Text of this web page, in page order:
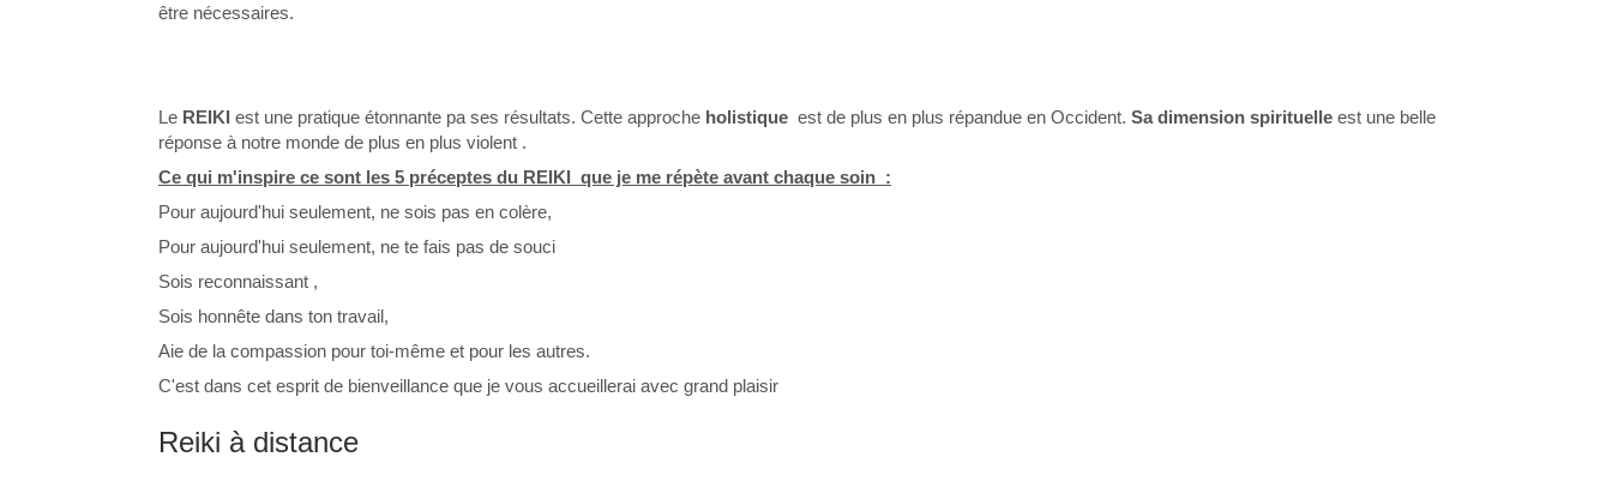
être nécessaires.
Le REIKI est une pratique étonnante pa ses résultats. Cette approche holistique est de plus en plus répandue en Occident. Sa dimension spirituelle est une belle
réponse à notre monde de plus en plus violent .
Ce qui m'inspire ce sont les 5 préceptes du REIKI que je me répète avant chaque soin :
Pour aujourd'hui seulement, ne sois pas en colère,
Pour aujourd'hui seulement, ne te fais pas de souci
Sois reconnaissant ,
Sois honnête dans ton travail,
Aie de la compassion pour toi-même et pour les autres.
C'est dans cet esprit de bienveillance que je vous accueillerai avec grand plaisir
Reiki à distance